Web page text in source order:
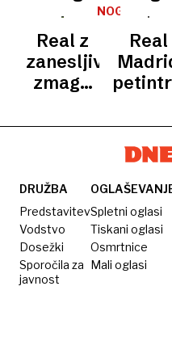
nad
Alavesom
zmanjšala
zaostanek
za
ostro
nad
NOGOMET
Real z
zanesljivo
zmago
Getafeju
Real
DRUŽBA
Predstavitev
Vodstvo
Dosežki
Sporočila za
javnost
Spletni oglasi
Tiskani oglasi
Osmrtnice
Mali oglasi